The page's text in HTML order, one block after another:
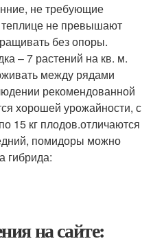
не требующие
теплице не превышают
без опоры.
– 7 растений на кв. м.
между рядами
рекомендованной
хорошей урожайности, с
15 кг плодов.отличаются
помидоры можно
гибрида:
на сайте: